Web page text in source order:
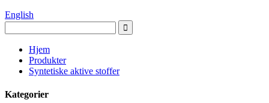
English
Hjem
Produkter
Syntetiske aktive stoffer
Kategorier